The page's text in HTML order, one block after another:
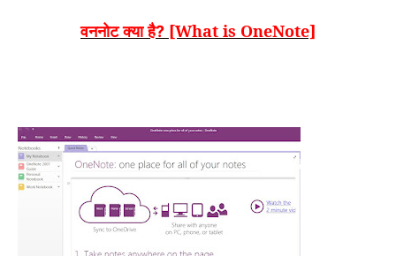
वननोट क्या है? [What is OneNote]